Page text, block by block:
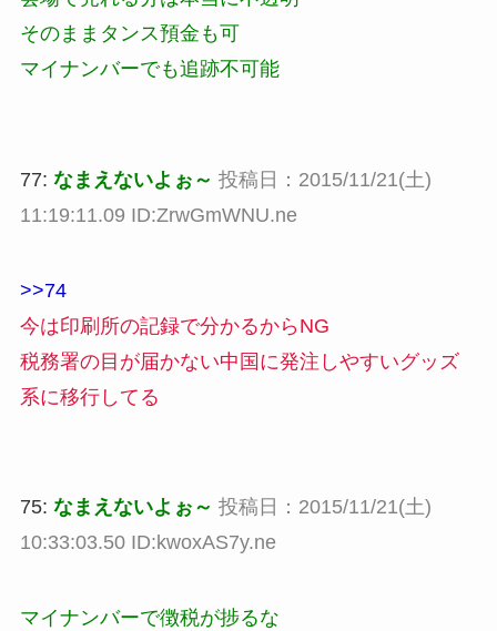
そのままタンス預金も可
マイナンバーでも追跡不可能
77: なまえないよぉ～ 投稿日：2015/11/21(土)
11:19:11.09 ID:ZrwGmWNU.ne
>>74
今は印刷所の記録で分かるからNG
税務署の目が届かない中国に発注しやすいグッズ
系に移行してる
75: なまえないよぉ～ 投稿日：2015/11/21(土)
10:33:03.50 ID:kwoxAS7y.ne
マイナンバーで徴税が捗るな